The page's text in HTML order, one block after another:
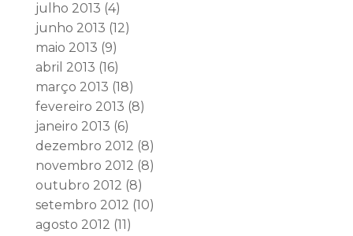
julho 2013 (4)
junho 2013 (12)
maio 2013 (9)
abril 2013 (16)
março 2013 (18)
fevereiro 2013 (8)
janeiro 2013 (6)
dezembro 2012 (8)
novembro 2012 (8)
outubro 2012 (8)
setembro 2012 (10)
agosto 2012 (11)